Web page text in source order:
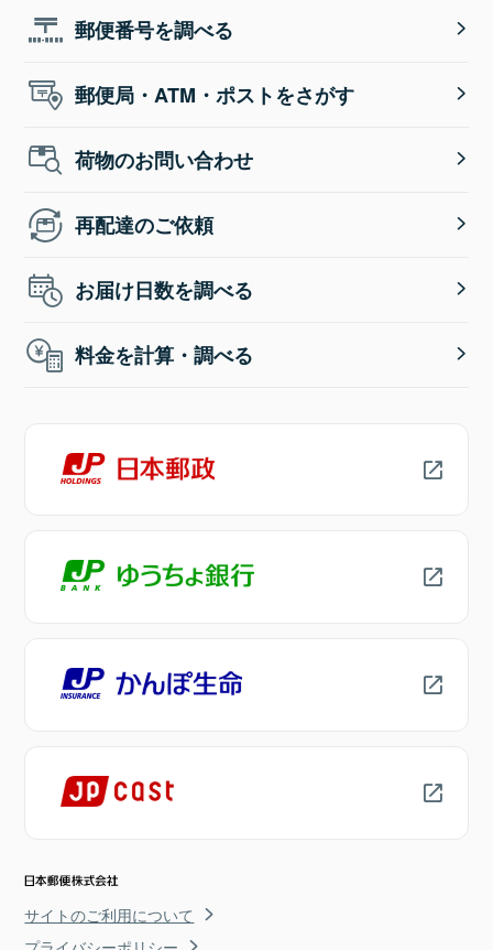
郵便番号を調べる
郵便局・ATM・ポストをさがす
荷物のお問い合わせ
再配達のご依頼
お届け日数を調べる
料金を計算・調べる
サイトのご利用について